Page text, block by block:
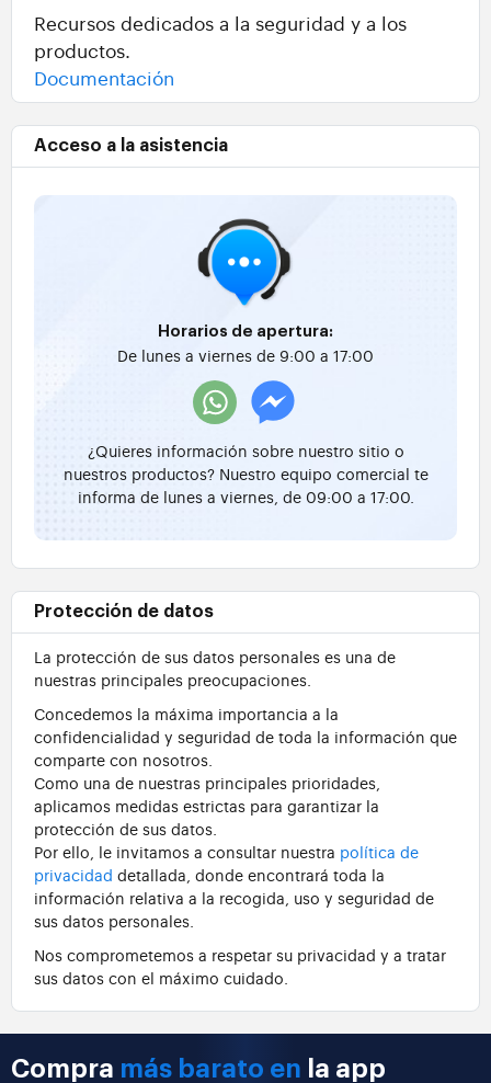
Recursos dedicados a la seguridad y a los
productos.
Documentación
Acceso a la asistencia
Horarios de apertura:
De lunes a viernes de 9:00 a 17:00
¿Quieres información sobre nuestro sitio o
nuestros productos? Nuestro equipo comercial te
informa de lunes a viernes, de 09:00 a 17:00.
Protección de datos
La protección de sus datos personales es una de
nuestras principales preocupaciones.
Concedemos la máxima importancia a la
confidencialidad y seguridad de toda la información que
comparte con nosotros.
Como una de nuestras principales prioridades,
aplicamos medidas estrictas para garantizar la
protección de sus datos.
Por ello, le invitamos a consultar nuestra política de
privacidad detallada, donde encontrará toda la
información relativa a la recogida, uso y seguridad de
sus datos personales.
Nos comprometemos a respetar su privacidad y a tratar
sus datos con el máximo cuidado.
Compra más barato en la app